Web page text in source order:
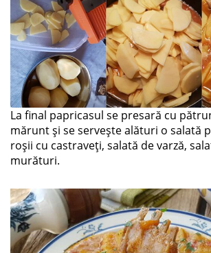
La final papricasul se presară cu
mărunt și se servește alături o salată
roșii cu castraveți, salată de varză,
murături.